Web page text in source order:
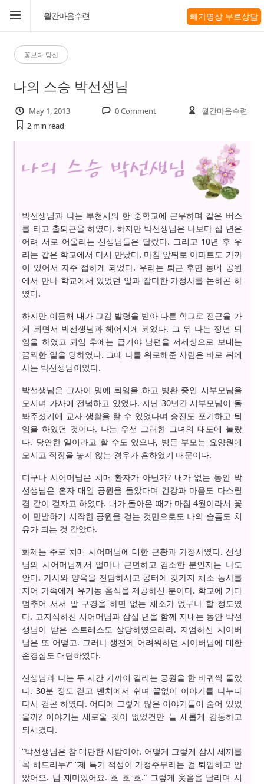
월간마음수련 빼기명상 무료상담
꽃보다 당신
나의 스승 박선생님
May 1, 2013 0 Comment
월간마음수련
2 min read
박선생님과 나는 부천시의 한 중학교에 근무하며 같은 버스
를 타고 출퇴근을 하였다. 하지만 박선생님은 나보다 십 년은
어려 서로 어울리는 선생님들은 달랐다. 그리고 10년 후 우
리는 같은 학교에서 다시 만났다. 마침 앞뒤로 아파트도 가까
이 있어서 자주 접하게 되었다. 우리는 퇴근 후면 동네 공원
에서 만나 학교에서 있었던 일과 잡다한 가정사를 논하곤 하
였다.
하지만 이듬해 내가 교감 발령을 받아 다른 학교로 전근을 가
게 되면서 박선생님과 헤어지게 되었다. 그 뒤 나는 정년 퇴
임을 하였고 퇴임 후에는 급기야 남편을 저세상으로 보내는
끔찍한 일을 당하였다. 그때 나를 위로해준 사람은 바로 뒤에
사는 박선생님이었다.
박선생님은 그사이 명예 퇴임을 하고 병환 중인 시부모님을
모시며 가사에 전념하고 있었다. 지난 30년간 시부모님이 돌
봐주셨기에 교사 생활을 할 수 있었다며 승진도 포기하고 퇴
임을 하였던 것이다. 나는 우선 그러한 그녀의 태도에 놀랐
다. 당연한 일이라고 할 수도 있으나, 병든 부모는 요양원에
모시고 직장을 놓지 않는 경우가 흔하였기 때문이다.
더구나 시어머님은 치매 환자가 아닌가? 내가 없는 동안 박
선생님은 혼자 매일 공원을 돌았다며 건강과 마음도 다스릴
겸 같이 걷자고 하였다. 내가 돌아온 때가 마침 4월이라서 꽃
이 만발하기 시작한 공원을 걷는 것만으로도 나의 슬픔도 치
유가 되는 것 같았다.
화제는 주로 치매 시어머님에 대한 근황과 가정사였다. 선생
님의 시어머님께서 얼마나 근면하고 검소한 분인지는 나도
안다. 가사와 양육을 전담하시고 공터에 갖가지 채소 농사를
지어 가족에게 유기농 음식을 제공하신 분이다. 학교에 가다
멈추어 서서 밭 구경을 하면 없는 채소가 없구나 할 정도였
다. 고지식하신 시어머님과 삼십 년을 함께 지내는 동안 박선
생님이 받은 스트레스도 상당하였으리라. 지엄하신 시아버
님은 또 어떻고. 그러나 생전에 어려워하던 시아버님에 대한
존경심도 대단하였다.
선생님과 나는 두 시간 가까이 걸리는 공원을 한 바퀴씩 돌았
다. 30분 정도 걷고 벤치에서 쉬며 끝없이 이야기를 나누다
다시 걷곤 하였다. 어디에 그렇게 많은 이야기들이 숨어 있었
을까? 이야기는 새로울 것이 없었건만 늘 새롭게 감동하고
되새겼다.
“박선생님은 참 대단한 사람이야. 어떻게 그렇게 삼시 세끼를
꼭 해드리누?” “제 특기 적성이 가정주부라는 걸 퇴임하고 알
았어요. 넘 재미있어요. 호 호 호.” 그렇게 웃음을 날리며 시